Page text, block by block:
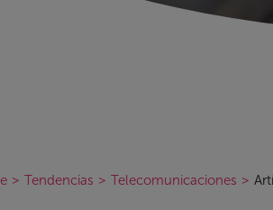
> Tendencias > Telecomunicaciones >